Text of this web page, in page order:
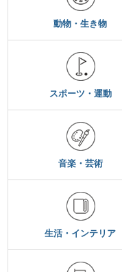
動物・生き物
スポーツ・運動
音楽・芸術
生活・インテリア